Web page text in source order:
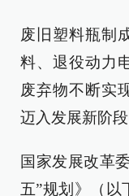
废旧塑料瓶制
料、退役动力
废弃物不断实
迈入发展新阶段
国家发展改革
五”规划》（以